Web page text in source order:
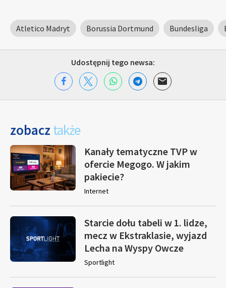
Atletico Madryt Borussia Dortmund Bundesliga
Udostępnij tego newsa:
zobacz także
Kanały tematyczne TVP w
ofercie Megogo. W jakim
pakiecie?
Internet
Starcie dołu tabeli w 1. lidze,
mecz w Ekstraklasie, wyjazd
Lecha na Wyspy Owcze
Sportlight